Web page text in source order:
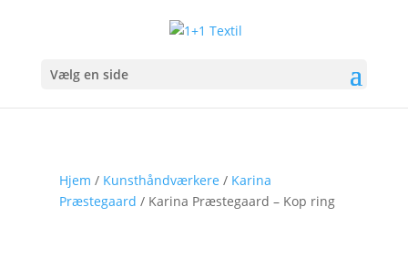
Vælg en side
Hjem / Kunsthåndværkere / Karina
Præstegaard / Karina Præstegaard – Kop ring